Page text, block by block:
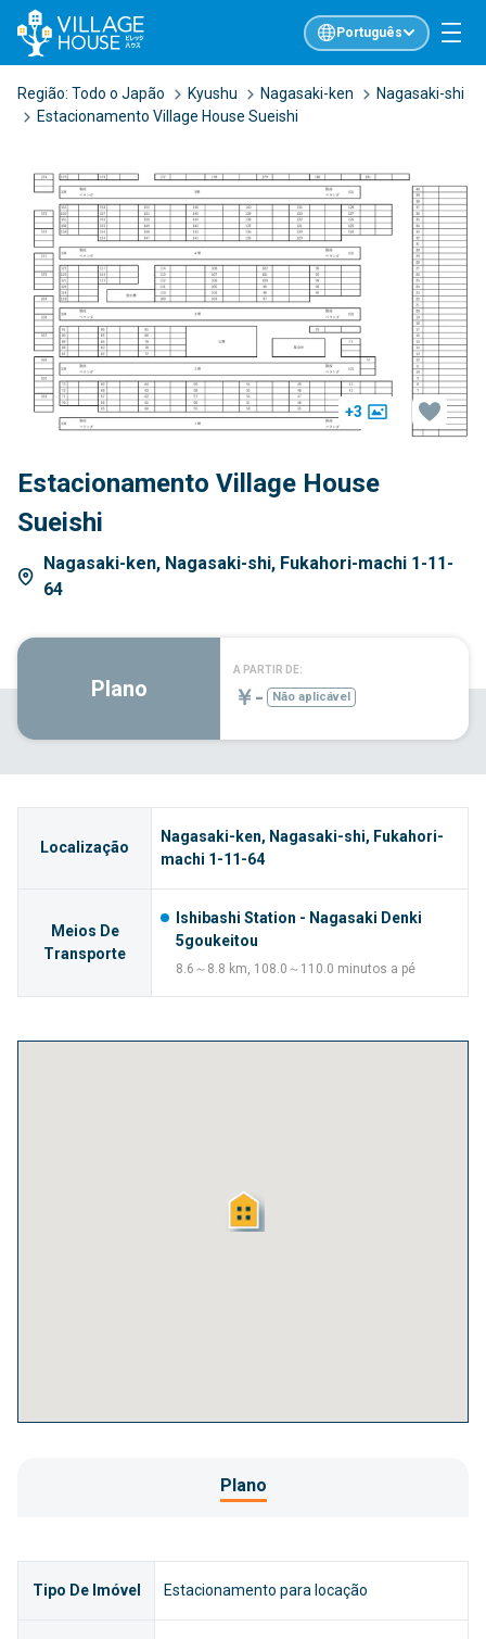
Português
Região: Todo o Japão Kyushu Nagasaki-ken
Nagasaki-shi
Estacionamento Village House Sueishi
Estacionamento Village House
Sueishi
Nagasaki-ken, Nagasaki-shi, Fukahori-machi 1-11-
64
+3
Plano
A PARTIR DE:
￥- Não aplicável
Localização
Nagasaki-ken, Nagasaki-shi, Fukahori-
machi 1-11-64
Meios De
Transporte
Ishibashi Station - Nagasaki Denki
5goukeitou
8.6～8.8 km, 108.0～110.0 minutos a pé
Plano
Tipo De Imóvel Estacionamento para locação